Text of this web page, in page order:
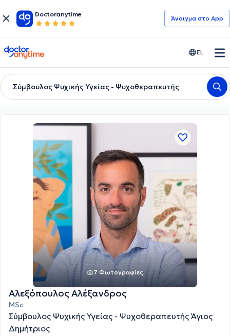
Doctoranytime
Άνοιγμα στο App
doctoranytime EL
Σύμβουλος Ψυχικής Υγείας - Ψυχοθεραπευτής
7 Φωτογραφίες
Αλεξόπουλος Αλέξανδρος
MSc
Σύμβουλος Ψυχικής Υγείας - Ψυχοθεραπευτής Άγιος
Δημήτριος